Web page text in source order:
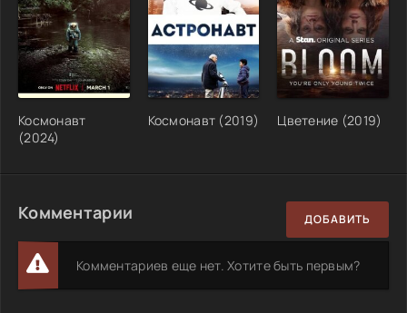
Космонавт
(2024)
Космонавт (2019) Цветение (2019)
Комментарии ДОБАВИТЬ
Комментариев еще нет. Хотите быть первым?